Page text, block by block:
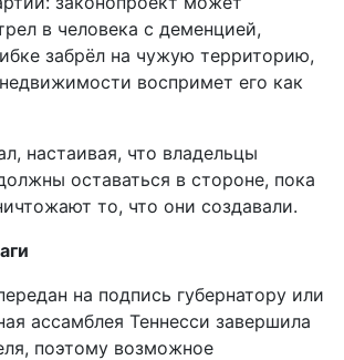
в человека с деменцией,
забрёл на чужую территорию,
воспримет его как
настаивая, что владельцы
оставаться в стороне, пока
то, что они создавали.
на подпись губернатору или
ассамблея Теннесси завершила
поэтому возможное